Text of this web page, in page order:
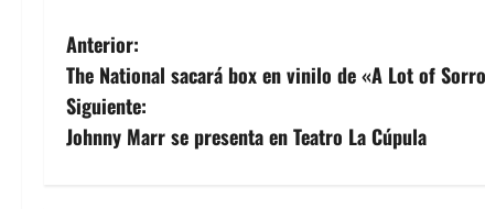
N
a
v
Anterior:
The National sacará box en vinilo de «A Lot of
Siguiente:
Johnny Marr se presenta en Teatro La Cúpula